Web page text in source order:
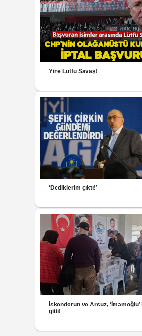
Yine Lütfü Savaş!
‘Dediklerim çıktı!’
İskenderun ve Arsuz, ‘İmamoğlu’
gitti!